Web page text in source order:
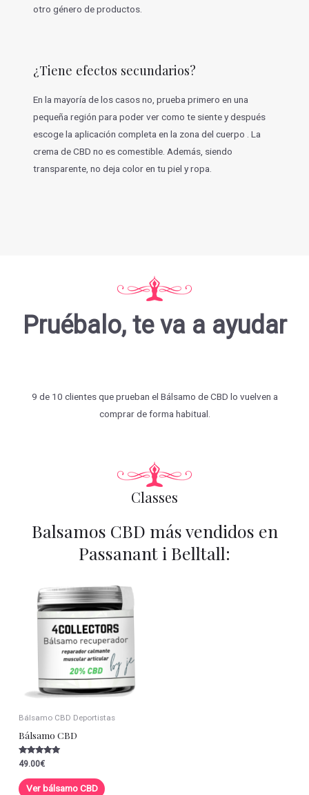
otro género de productos.
¿Tiene efectos secundarios?
En la mayoría de los casos no, prueba primero en una
pequeña región para poder ver como te siente y después
escoge la aplicación completa en la zona del cuerpo . La
crema de CBD no es comestible. Además, siendo
transparente, no deja color en tu piel y ropa.
Pruébalo, te va a ayudar
9 de 10 clientes que prueban el Bálsamo de CBD lo vuelven a
comprar de forma habitual.
Classes
Balsamos CBD más vendidos en
Passanant i Belltall:
Bálsamo CBD Deportistas
Bálsamo CBD
Valorado con
5.00
de 5
49.00€
Ver bálsamo CBD